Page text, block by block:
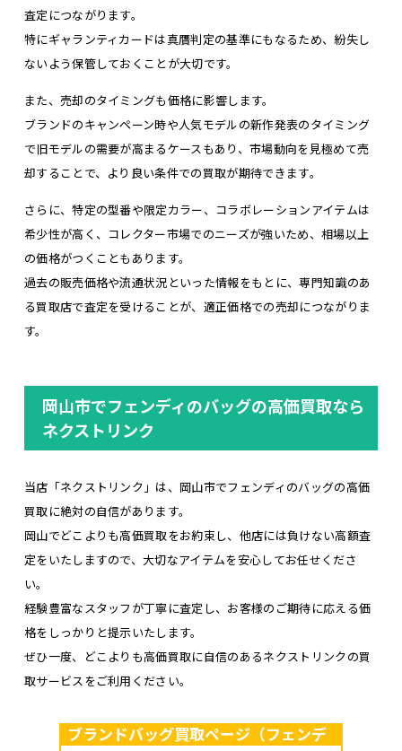
査定につながります。
特にギャランティカードは真贋判定の基準にもなるため、紛失し
ないよう保管しておくことが大切です。
また、売却のタイミングも価格に影響します。
ブランドのキャンペーン時や人気モデルの新作発表のタイミング
で旧モデルの需要が高まるケースもあり、市場動向を見極めて売
却することで、より良い条件での買取が期待できます。
さらに、特定の型番や限定カラー、コラボレーションアイテムは
希少性が高く、コレクター市場でのニーズが強いため、相場以上
の価格がつくこともあります。
過去の販売価格や流通状況といった情報をもとに、専門知識のあ
る買取店で査定を受けることが、適正価格での売却につながりま
す。
岡山市でフェンディのバッグの高価買取なら
ネクストリンク
当店「ネクストリンク」は、岡山市でフェンディのバッグの高価
買取に絶対の自信があります。
岡山でどこよりも高価買取をお約束し、他店には負けない高額査
定をいたしますので、大切なアイテムを安心してお任せくださ
い。
経験豊富なスタッフが丁寧に査定し、お客様のご期待に応える価
格をしっかりと提示いたします。
ぜひ一度、どこよりも高価買取に自信のあるネクストリンクの買
取サービスをご利用ください。
ブランドバッグ買取ページ（フェンデ